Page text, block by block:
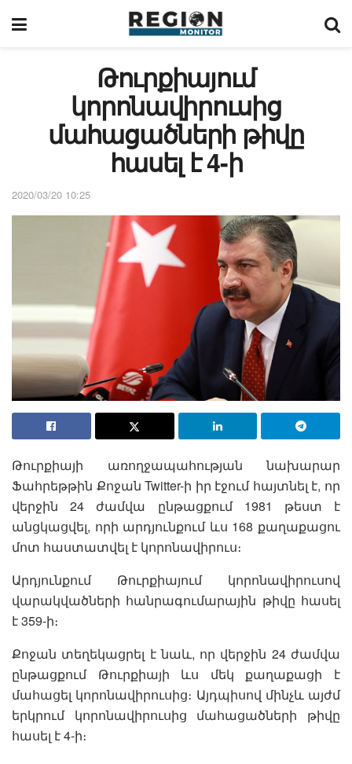
Թուրքիայում
կորոնավիրուսից
մահացածների թիվը
հասել է 4-ի
2020/03/20 10:25
Թուրքիայի առողջապահության նախարար
Ֆահրեթթին Քոջան Twitter-ի իր էջում հայտնել է, որ
վերջին 24 ժամվա ընթացքում 1981 թեստ է
անցկացվել, որի արդյունքում ևս 168 քաղաքացու
մոտ հաստատվել է կորոնավիրուս։
Արդյունքում Թուրքիայում կորոնավիրուսով
վարակվածների հանրագումարային թիվը հասել
է 359-ի։
Քոջան տեղեկացրել է նաև, որ վերջին 24 ժամվա
ընթացքում Թուրքիայի ևս մեկ քաղաքացի է
մահացել կորոնավիրուսից։ Այդպիսով մինչև այժմ
երկրում կորոնավիրուսից մահացածների թիվը
հասել է 4-ի։